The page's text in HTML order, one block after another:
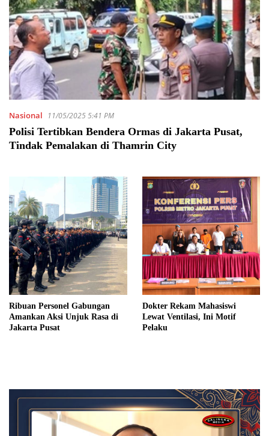
Nasional 11/05/2025 5:41 PM
Polisi Tertibkan Bendera Ormas di Jakarta Pusat,
Tindak Pemalakan di Thamrin City
Ribuan Personel Gabungan
Amankan Aksi Unjuk Rasa di
Jakarta Pusat
Dokter Rekam Mahasiswi
Lewat Ventilasi, Ini Motif
Pelaku